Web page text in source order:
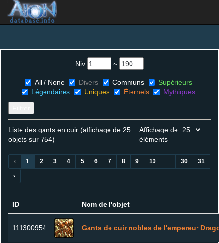
Niv ~
All / None Divers Communs
Supérieurs
Légendaires
Uniques Éternels Mythiques
Liste des gants en cuir (affichage de 25
objets sur 754)
Affichage de
éléments
‹ 1 2 3 4 5 6 7 8 9 10 ... 30 31
›
ID Nom de l'objet
111300954 Gants de cuir nobles de l'empereur